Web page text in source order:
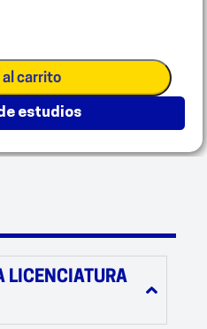
al carrito
estudios
LICENCIATURA